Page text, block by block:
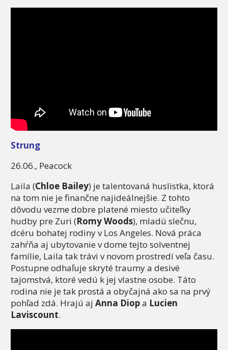
Strung
26.06., Peacock
Laila (Chloe Bailey) je talentovaná huslistka, ktorá
na tom nie je finančne najideálnejšie. Z tohto
dôvodu vezme dobre platené miesto učiteľky
hudby pre Zuri (Romy Woods), mladú slečnu,
dcéru bohatej rodiny v Los Angeles. Nová práca
zahŕňa aj ubytovanie v dome tejto solventnej
famílie, Laila tak trávi v novom prostredí veľa času.
Postupne odhaľuje skryté traumy a desivé
tajomstvá, ktoré vedú k jej vlastne osobe. Táto
rodina nie je tak prostá a obyčajná ako sa na prvý
pohľad zdá. Hrajú aj Anna Diopa Lucien
Laviscount.